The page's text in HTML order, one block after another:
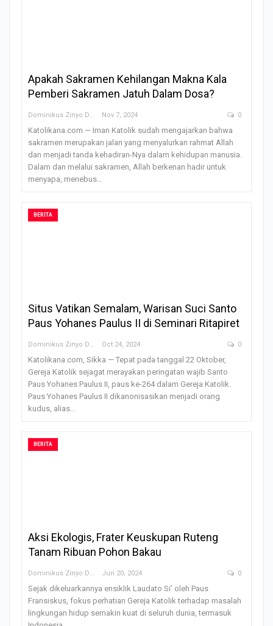
Apakah Sakramen Kehilangan Makna Kala
Pemberi Sakramen Jatuh Dalam Dosa?
Dominikus Zinyo Darling Nov 7, 2024 0
Katolikana.com — Iman Katolik sudah mengajarkan bahwa
sakramen merupakan jalan yang menyalurkan rahmat Allah
dan menjadi tanda kehadiran-Nya dalam kehidupan manusia.
Dalam dan melalui sakramen, Allah berkenan hadir untuk
menyapa, menebus…
BERITA
Situs Vatikan Semalam, Warisan Suci Santo
Paus Yohanes Paulus II di Seminari Ritapiret
Oct 24, 2024 0
Katolikana.com, Sikka — Tepat pada tanggal 22 Oktober,
Gereja Katolik sejagat merayakan peringatan wajib Santo
Paus Yohanes Paulus II, paus ke-264 dalam Gereja Katolik.
Paus Yohanes Paulus II dikanonisasikan menjadi orang
kudus, alias…
BERITA
Aksi Ekologis, Frater Keuskupan Ruteng
Tanam Ribuan Pohon Bakau
Dominikus Zinyo Darling Jun 20, 2024 0
Sejak dikeluarkannya ensiklik Laudato Si' oleh Paus
Fransiskus, fokus perhatian Gereja Katolik terhadap masalah
lingkungan hidup semakin kuat di seluruh dunia, termasuk